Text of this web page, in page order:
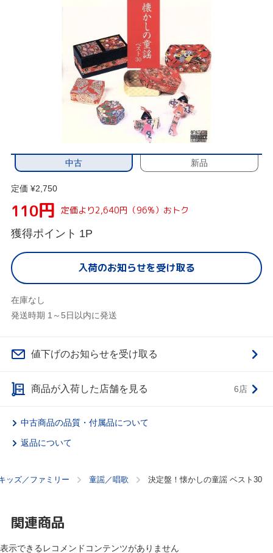
中古 新品
定価 ¥2,750
110円 定価より2,640円（96%）おトク
獲得ポイント 1P
入荷のお知らせを受け取る
在庫なし
発送時期 1～5日以内に発送
値下げのお知らせを受け取る
商品が入荷した店舗を見る 6店
中古商品の品質・付属品について
返品について
ッズ／ファミリー 童謡／唱歌 決定盤！懐かしの童謡 ベスト30
関連商品
表示できるレコメンドコンテンツがありません